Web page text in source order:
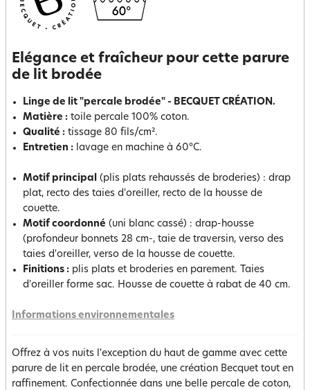
Elégance et fraîcheur pour cette parure
de lit brodée
Linge de lit "percale brodée" - BECQUET CRÉATION.
Matière : toile percale 100% coton.
Qualité : tissage 80 fils/cm².
Entretien : lavage en machine à 60°C.
Motif principal (plis plats rehaussés de broderies) : drap
plat, recto des taies d'oreiller, recto de la housse de
couette.
Motif coordonné (uni blanc cassé) : drap-housse
(profondeur bonnets 28 cm-, taie de traversin, verso des
taies d'oreiller, verso de la housse de couette.
Finitions : plis plats et broderies en parement. Taies
d'oreiller forme sac. Housse de couette à rabat de 40 cm.
Informations environnementales
Offrez à vos nuits l'exception du haut de gamme avec cette
parure de lit en percale brodée, une création Becquet tout en
raffinement. Confectionnée dans une belle percale de coton,